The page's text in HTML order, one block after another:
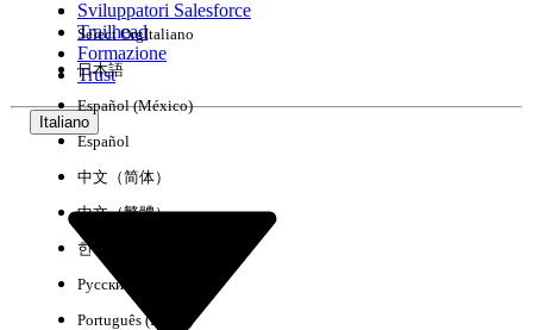
Esperienza
Sviluppatori Salesforce
Trailhead
Formazione
Trust
Italiano
Select OrgItaliano
日本語
Español (México)
Español
中文（简体）
中文（繁體）
한국어
Русский
Português (Brasil)